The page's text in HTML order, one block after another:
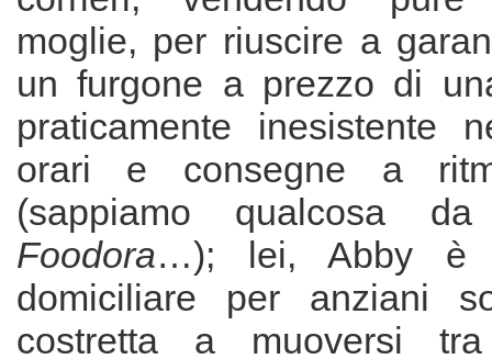
moglie, per riuscire a
un furgone a prezzo di
praticamente inesistente
orari e consegne a
(sappiamo qualcosa
Foodora…); lei, Abby è
domiciliare per anziani
costretta a muoversi